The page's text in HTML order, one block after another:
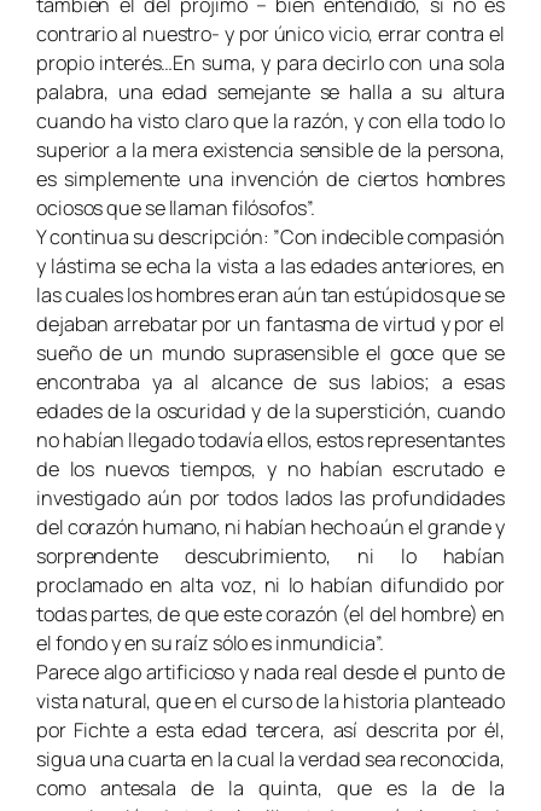
contrario al nuestro- y por único vicio, errar contra el
propio interés…En suma, y para decirlo con una sola
palabra, una edad semejante se halla a su altura
cuando ha visto claro que la razón, y con ella todo lo
superior a la mera existencia sensible de la persona,
es simplemente una invención de ciertos hombres
ociosos que se llaman filósofos”.
Y continua su descripción: ”Con indecible compasión
y lástima se echa la vista a las edades anteriores, en
las cuales los hombres eran aún tan estúpidos que se
dejaban arrebatar por un fantasma de virtud y por el
sueño de un mundo suprasensible el goce que se
encontraba ya al alcance de sus labios; a esas
edades de la oscuridad y de la superstición, cuando
no habían llegado todavía ellos, estos representantes
de los nuevos tiempos, y no habían escrutado e
investigado aún por todos lados las profundidades
del corazón humano, ni habían hecho aún el grande y
sorprendente descubrimiento, ni lo habían
proclamado en alta voz, ni lo habían difundido por
todas partes, de que este corazón (el del hombre) en
el fondo y en su raíz sólo es inmundicia”.
Parece algo artificioso y nada real desde el punto de
vista natural, que en el curso de la historia planteado
por Fichte a esta edad tercera, así descrita por él,
sigua una cuarta en la cual la verdad sea reconocida,
como antesala de la quinta, que es la de la